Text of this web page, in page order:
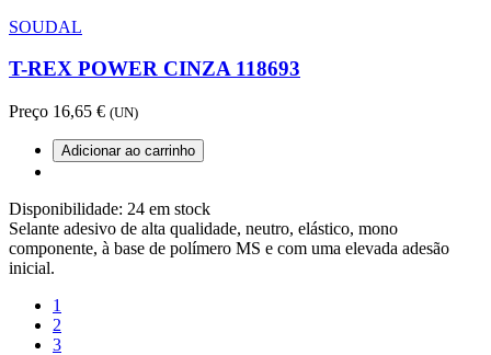
SOUDAL
T-REX POWER CINZA 118693
Preço 16,65 € (UN)
Adicionar ao carrinho
Disponibilidade: 24 em stock
Selante adesivo de alta qualidade, neutro, elástico, mono
componente, à base de polímero MS e com uma elevada adesão
inicial.
1
2
3